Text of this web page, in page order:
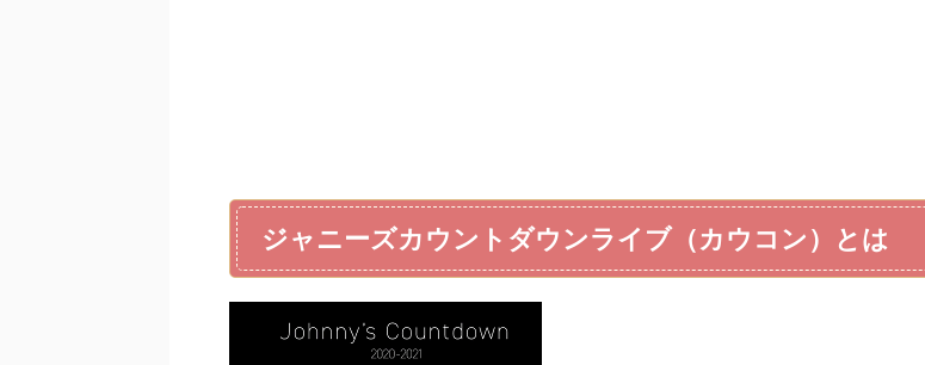
ジャニーズカウントダウンライブ（カウコン）とは